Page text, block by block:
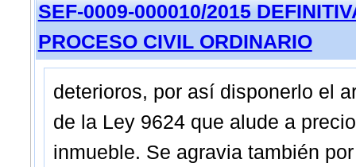
SEF-0009-000010/2015
PROCESO CIVIL ORDINARIO
deterioros, por así disponerlo el
de la Ley 9624 que alude a
inmueble. Se agravia también